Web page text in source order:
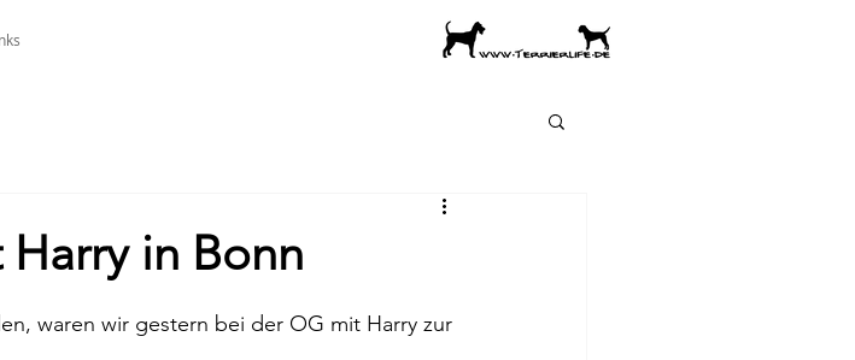
in Bonn
waren wir gestern bei der OG mit Harry zur